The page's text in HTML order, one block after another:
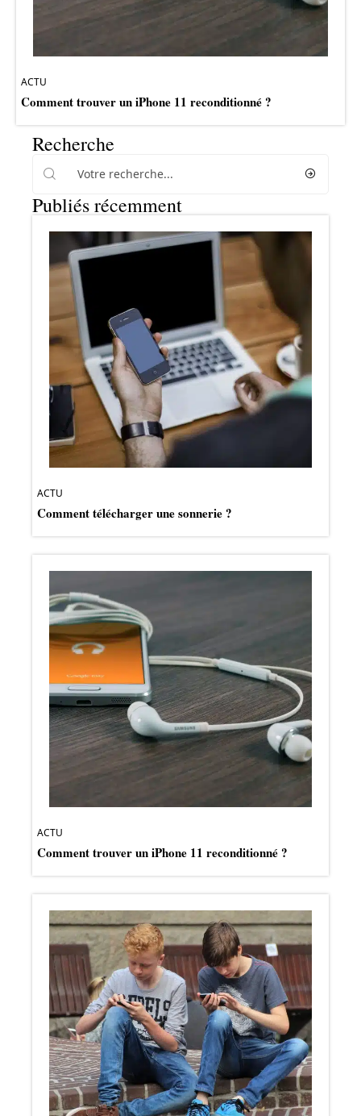
ACTU
Comment trouver un iPhone 11 reconditionné ?
Recherche
Publiés récemment
ACTU
Comment télécharger une sonnerie ?
ACTU
Comment trouver un iPhone 11 reconditionné ?